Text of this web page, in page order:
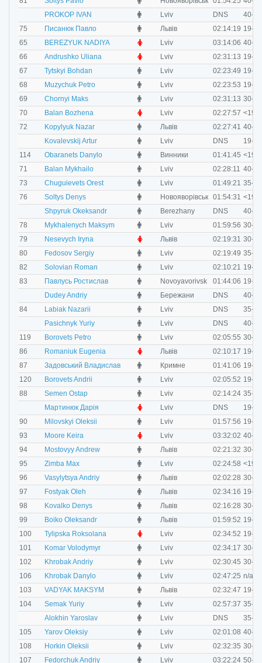
PROKOP IVAN
M Lviv DNS
40-49
75
Писанюк Павло M Львів 02:14:19 19-29
65
BEREZYUK NADIYA F Lviv 03:14:06 40-49
66
Andrushko Uliana F Lviv 02:31:13 19-29
67
Tytskyi Bohdan M Lviv 02:23:49 19-29
68
Muzychuk Petro M Lviv 02:23:53 19-29
69
Chornyi Maks M Lviv 02:31:13 30-34
70
Balan Bozhena F Lviv 02:27:57 <19
72
Kopylyuk Nazar M Львів 02:27:41 40-49
Kovalevskij Artur
M Lviv DNS
19-29
114
Obaranets Danylo M Винники 01:41:45 <19
71
Balan Mykhailo M Lviv 02:28:11 40-49
73
Chuguievets Orest M Lviv 01:49:21 35-39
76
Soltys Denys M Новояворівськ 01:54:31 <19
Shpyruk Okeksandr
M Berezhany DNS
40-49
78
Mykhalenych Maksym M Lviv 01:59:56 30-34
79
Nesevych Iryna F Львів 02:19:31 30-34
80
Fedosov Sergiy M Lviv 02:19:49 35-39
82
Solovian Roman M Lviv 02:10:21 19-29
83
Павлусь Ростислав M Novoyavorivsk 01:44:06 19-29
Dudey Andriy
M Бережани DNS
40-49
84
Labiak Nazarii M Lviv DNS
35-39
Pasichnyk Yuriy
M Lviv DNS
40-49
119
Borovets Petro M Lviv 02:05:55 30-34
86
Romaniuk Eugenia F Львів 02:10:17 19-29
87
Задовський Владислав M Кримне 01:41:06 19-29
120
Borovets Andrii M Lviv 02:05:52 19-29
88
Semen Ostap O Lviv 02:14:24 35-39
Мартинюк Дарія
F Lviv DNS
19-29
90
Milovskyi Oleksii M Lviv 01:57:56 19-29
93
Moore Keira F Lviv 03:32:02 40-49
94
Mostovyy Andrew M Львів 02:21:32 30-34
95
Zimba Max M Lviv 02:24:58 <19
96
Vasylytsya Andriy M Львів 02:02:28 30-34
97
Fostyak Oleh M Львів 02:34:16 19-29
98
Kovalko Denys M Львів 02:16:28 30-34
99
Boiko Oleksandr M Львів 01:59:52 19-29
100
Tylipska Roksolana F Lviv 02:34:52 19-29
101
Komar Volodymyr M Lviv 02:34:17 30-34
102
Khrobak Andriy M Lviv 02:30:45 30-34
106
Khrobak Danylo M Lviv 02:47:25 n/a
103
VADYAK MAKSYM M Львів 02:32:47 19-29
104
Semak Yuriy M Lviv 02:57:37 35-39
Alokhin Yaroslav
M Lviv DNS
35-39
105
Yarov Oleksiy M Lviv 02:01:08 40-49
108
Horkin Oleksii M Lviv 02:32:35 30-34
107
Fedorchuk Andriy M Lviv 03:22:24 50-59